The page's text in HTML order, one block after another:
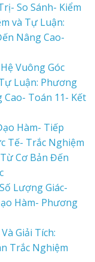
So Sánh- Kiểm
và Tự Luận:
Nâng Cao-
Vuông Góc
Luận: Phương
Toán 11- Kết
Hàm- Tiếp
Tế- Trắc Nghiệm
Cơ Bản Đến
Lượng Giác-
Hàm- Phương
Giải Tích:
Trắc Nghiệm